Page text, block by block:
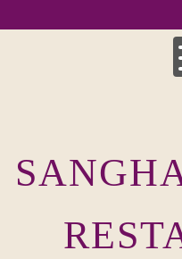
to
UNSERE SPEISEKARTEN
INDISCHE KÜCHE